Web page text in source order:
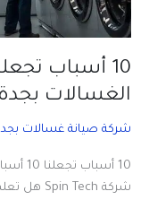
10 أسباب
الغسالات بجدة
شركة صيانة غسالات
10